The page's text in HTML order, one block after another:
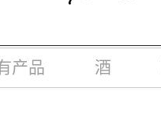
产品 酒